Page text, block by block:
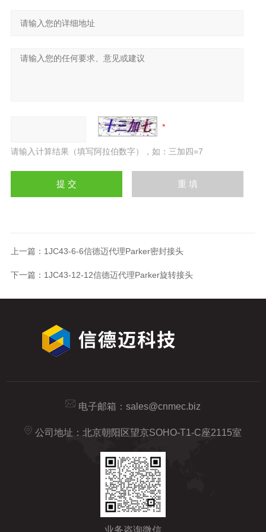
请输入计算结果（填写阿拉伯数字），如：三加四=7
上一篇： 1JC43-6-6信德迈代理Parker密封接头
下一篇： 1JC43-12-12信德迈代理Parker旋转接头
电子邮箱： sales@cnmec.biz
公司地址：北京朝阳区望京SOHO-T1-C座2115室
业务咨询微信